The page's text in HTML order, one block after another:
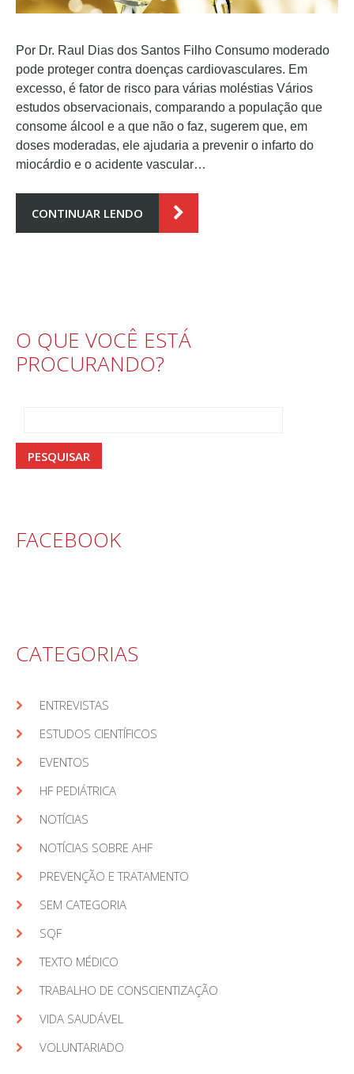
Por Dr. Raul Dias dos Santos Filho Consumo moderado
pode proteger contra doenças cardiovasculares. Em
excesso, é fator de risco para várias moléstias Vários
estudos observacionais, comparando a população que
consome álcool e a que não o faz, sugerem que, em
doses moderadas, ele ajudaria a prevenir o infarto do
miocárdio e o acidente vascular…
CONTINUAR LENDO
O QUE VOCÊ ESTÁ
PROCURANDO?
FACEBOOK
CATEGORIAS
ENTREVISTAS
ESTUDOS CIENTÍFICOS
EVENTOS
HF PEDIÁTRICA
NOTÍCIAS
NOTÍCIAS SOBRE AHF
PREVENÇÃO E TRATAMENTO
SEM CATEGORIA
SQF
TEXTO MÉDICO
TRABALHO DE CONSCIENTIZAÇÃO
VIDA SAUDÁVEL
VOLUNTARIADO